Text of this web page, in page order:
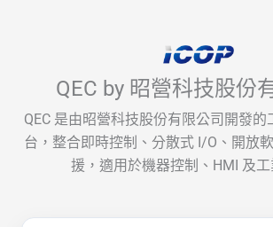
QEC by 昭營科技股份
QEC 是由昭營科技股份有限公司開發的
台，整合即時控制、分散式 I/O、開放
援，適用於機器控制、HMI 及工